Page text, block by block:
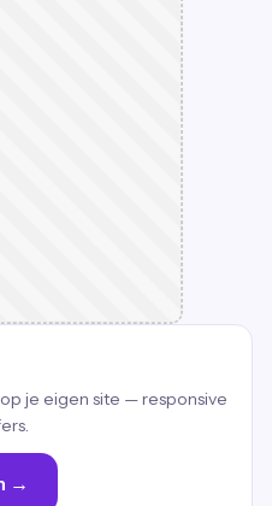
je eigen site — responsive
→